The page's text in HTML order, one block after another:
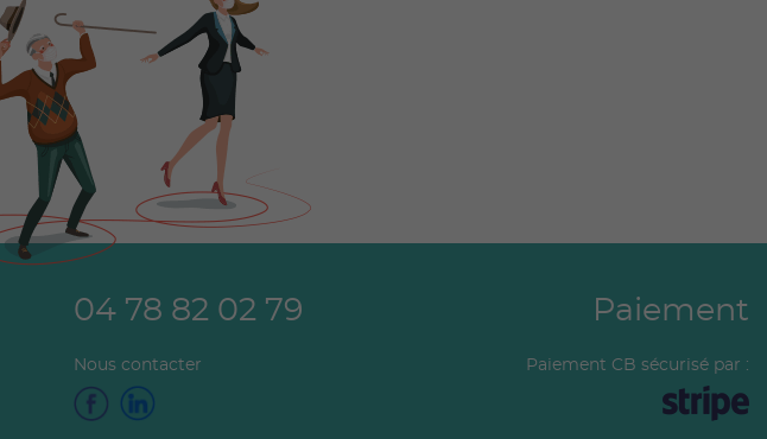
04 78 82 02 79
Nous contacter
Paiement
Paiement CB sécurisé par :